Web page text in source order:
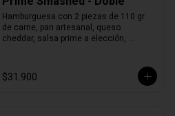
Hamburguesa con 2 piezas de 110 gr
de carne, pan artesanal, queso
cheddar, salsa prime a elección,
$31.900